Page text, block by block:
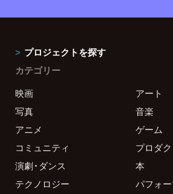
プロジェクトを探す
カテゴリー
映画
アート
写真
音楽
アニメ
ゲーム
コミュニティ
プロダク
演劇・ダンス
本
テクノロジー
パフォ